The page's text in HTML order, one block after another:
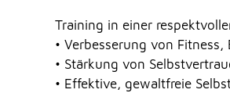
Training in einer
• Verbesserung von
• Stärkung von
• Effektive, gewaltfreie